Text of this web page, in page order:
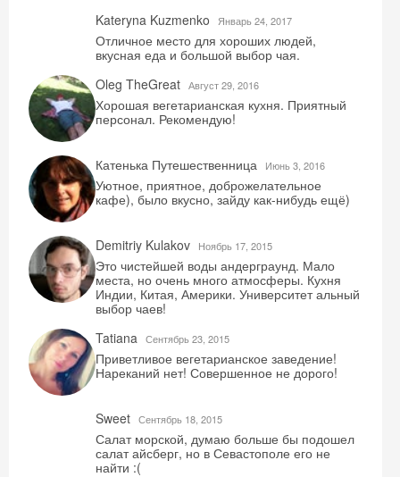
Kateryna Kuzmenko
Январь 24, 2017
Отличное место для хороших людей,
вкусная еда и большой выбор чая.
Oleg TheGreat Август 29, 2016
Хорошая вегетарианская кухня. Приятный
персонал. Рекомендую!
Катенька Путешественница Июнь 3, 2016
Уютное, приятное, доброжелательное
кафе), было вкусно, зайду как-нибудь ещё)
Demitriy Kulakov Ноябрь 17, 2015
Это чистейшей воды андерграунд. Мало
места, но очень много атмосферы. Кухня
Индии, Китая, Америки. Университет альный
выбор чаев!
Tatiana Сентябрь 23, 2015
Приветливое вегетарианское заведение!
Нареканий нет! Совершенное не дорого!
Sweet Сентябрь 18, 2015
Салат морской, думаю больше бы подошел
салат айсберг, но в Севастополе его не
найти :(